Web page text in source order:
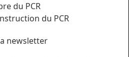
du PCR
du PCR
newsletter